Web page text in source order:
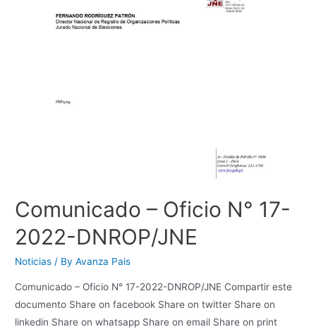
Comunicado – Oficio N° 17-
2022-DNROP/JNE
Noticias / ByAvanza Pais
Comunicado – Oficio N° 17-2022-DNROP/JNE Compartir este
documento Share on facebook Share on twitter Share on
linkedin Share on whatsapp Share on email Share on print